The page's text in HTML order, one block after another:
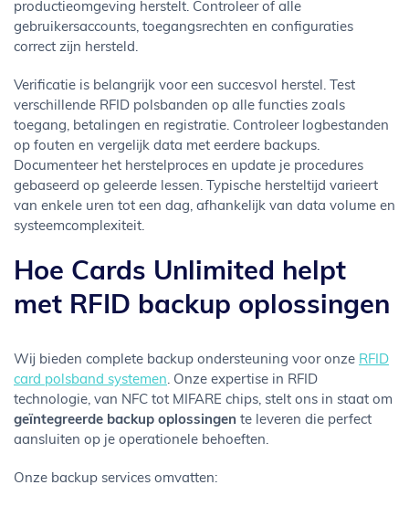
productieomgeving herstelt. Controleer of alle
gebruikersaccounts, toegangsrechten en configuraties
correct zijn hersteld.
Verificatie is belangrijk voor een succesvol herstel. Test
verschillende RFID polsbanden op alle functies zoals
toegang, betalingen en registratie. Controleer logbestanden
op fouten en vergelijk data met eerdere backups.
Documenteer het herstelproces en update je procedures
gebaseerd op geleerde lessen. Typische hersteltijd varieert
van enkele uren tot een dag, afhankelijk van data volume en
systeemcomplexiteit.
Hoe Cards Unlimited helpt
met RFID backup oplossingen
Wij bieden complete backup ondersteuning voor onze RFID
card polsband systemen. Onze expertise in RFID
technologie, van NFC tot MIFARE chips, stelt ons in staat om
geïntegreerde backup oplossingen te leveren die perfect
aansluiten op je operationele behoeften.
Onze backup services omvatten: